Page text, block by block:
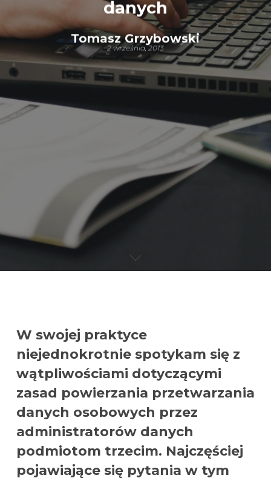
danych
Tomasz Grzybowski
2 września, 2013
W swojej praktyce
niejednokrotnie spotykam się z
wątpliwościami dotyczącymi
zasad powierzania przetwarzania
danych osobowych przez
administratorów danych
podmiotom trzecim. Najczęściej
pojawiające się pytania w tym